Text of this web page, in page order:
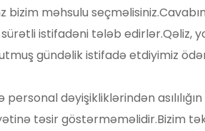
məhsulu
istifadəni tələb edirlər.Qəliz,
gündəlik istifadə etdiyimiz
dəyişikliklərindən
təsir göstərməməlidir.Bizim